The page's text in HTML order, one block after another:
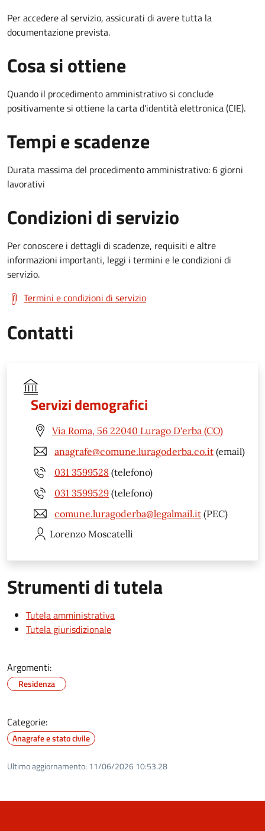
Per accedere al servizio, assicurati di avere tutta la
documentazione prevista.
Cosa si ottiene
Quando il procedimento amministrativo si conclude
positivamente si ottiene la carta d'identità elettronica (CIE).
Tempi e scadenze
Durata massima del procedimento amministrativo: 6 giorni
lavorativi
Condizioni di servizio
Per conoscere i dettagli di scadenze, requisiti e altre
informazioni importanti, leggi i termini e le condizioni di
servizio.
Termini e condizioni di servizio
Contatti
Servizi demografici
Via Roma, 56 22040 Lurago D'erba (CO)
anagrafe@comune.luragoderba.co.it (email)
031 3599528 (telefono)
031 3599529 (telefono)
comune.luragoderba@legalmail.it (PEC)
Lorenzo Moscatelli
Strumenti di tutela
Tutela amministrativa
Tutela giurisdizionale
Argomenti:
Residenza
Categorie:
Anagrafe e stato civile
Ultimo aggiornamento: 11/06/2026 10:53.28